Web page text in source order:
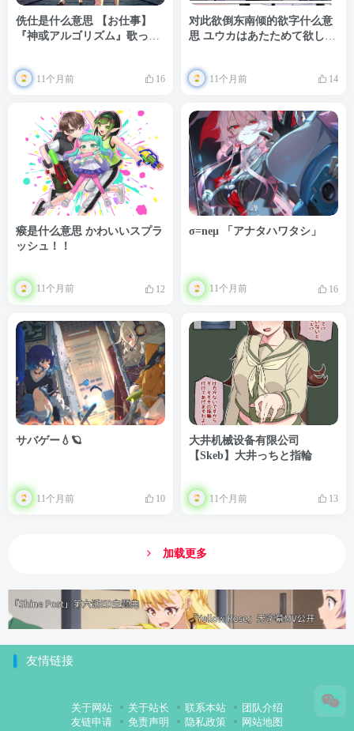
侁仕是什么意思 【お仕事】
『神或アルゴリズム』歌って
11个月前 16
对此欲倒东南倾的欲字什么意
思 ユウカはあたためて欲しい
11个月前 14
瘊是什么意思 かわいいスプラ
ッシュ！！
11个月前 12
σ=neμ 「アナタハワタシ」
11个月前 16
サバゲー💧🪐
11个月前 10
大井机械设备有限公司
【Skeb】大井っちと指輪
11个月前 13
加载更多
友情链接
关于网站 关于站长 联系本站
团队介绍
友链申请
免责声明 隐私政策 网站地图